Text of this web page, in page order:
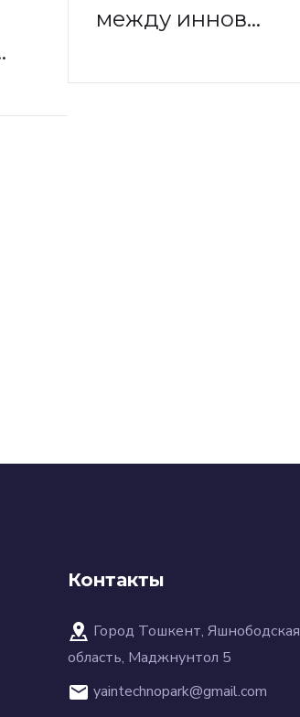
между иннов…
Контакты
Город Тошкент, Яшнободская
область, Маджнунтол 5
yaintechnopark@gmail.com